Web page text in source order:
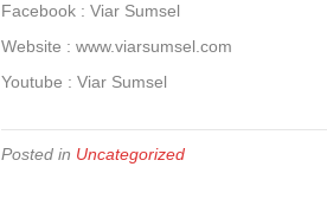
Facebook : Viar Sumsel
Website : www.viarsumsel.com
Youtube : Viar Sumsel
Posted in Uncategorized